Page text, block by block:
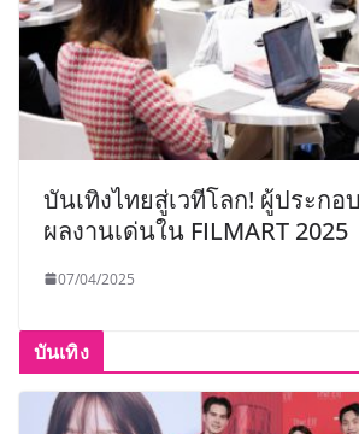
บันเทิงไทยสู่เวทีโลก! ผู้ประกอ
ผลงานเด่นใน FILMART 2025
07/04/2025
บันเทิง